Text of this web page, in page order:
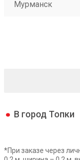
Мурманск
В город Топки
*При заказе через